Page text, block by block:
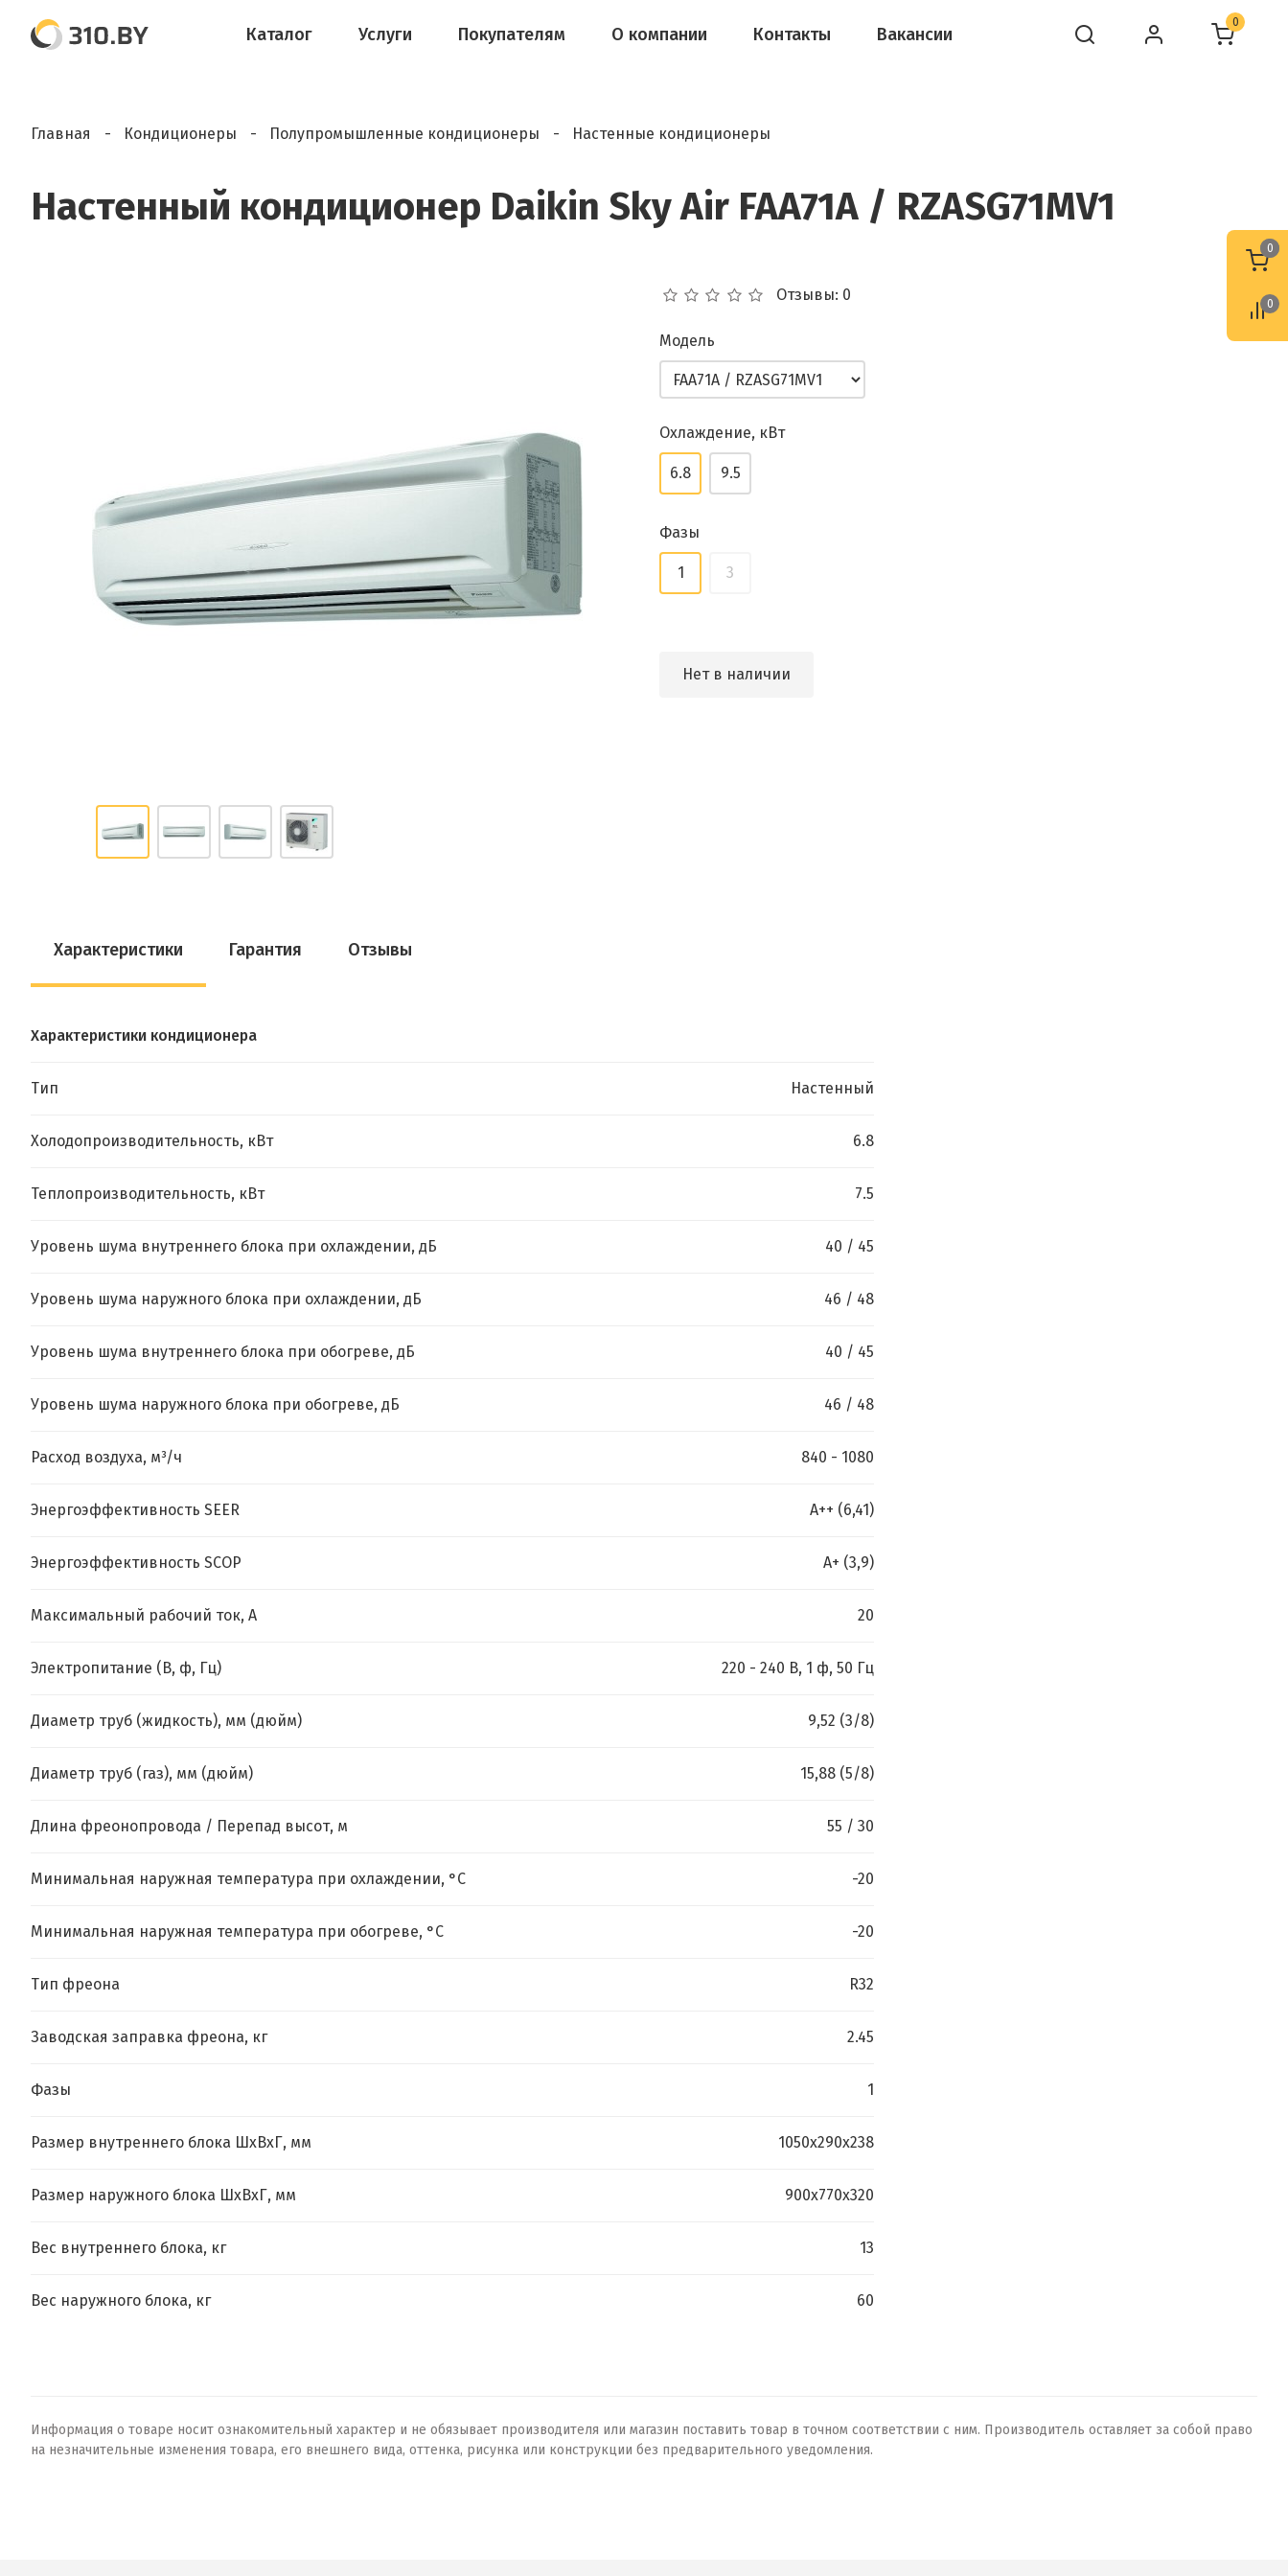
Каталог Услуги Покупателям О компании Контакты Вакансии
0
Главная Кондиционеры Полупромышленные кондиционеры Настенные кондиционеры
Настенный кондиционер Daikin Sky Air FAA71A / RZASG71MV1
Отзывы: 0
Модель
Охлаждение, кВт
6.8 9.5
Фазы
1 3
Нет в наличии
Характеристики Гарантия Отзывы
Характеристики кондиционера
Тип Настенный
Холодопроизводительность, кВт 6.8
Теплопроизводительность, кВт 7.5
Уровень шума внутреннего блока при охлаждении, дБ 40 / 45
Уровень шума наружного блока при охлаждении, дБ 46 / 48
Уровень шума внутреннего блока при обогреве, дБ 40 / 45
Уровень шума наружного блока при обогреве, дБ 46 / 48
Расход воздуха, м³/ч 840 - 1080
Энергоэффективность SEER А++ (6,41)
Энергоэффективность SCOP А+ (3,9)
Максимальный рабочий ток, А 20
Электропитание (В, ф, Гц) 220 - 240 В, 1 ф, 50 Гц
Диаметр труб (жидкость), мм (дюйм) 9,52 (3/8)
Диаметр труб (газ), мм (дюйм) 15,88 (5/8)
Длина фреонопровода / Перепад высот, м 55 / 30
Минимальная наружная температура при охлаждении, °C -20
Минимальная наружная температура при обогреве, °C -20
Тип фреона R32
Заводская заправка фреона, кг 2.45
Фазы 1
Размер внутреннего блока ШхВхГ, мм 1050х290х238
Размер наружного блока ШхВхГ, мм 900х770х320
Вес внутреннего блока, кг 13
Вес наружного блока, кг 60
Информация о товаре носит ознакомительный характер и не обязывает производителя или магазин поставить товар в точном соответствии с ним. Производитель оставляет за собой право
на незначительные изменения товара, его внешнего вида, оттенка, рисунка или конструкции без предварительного уведомления.
0
0
0